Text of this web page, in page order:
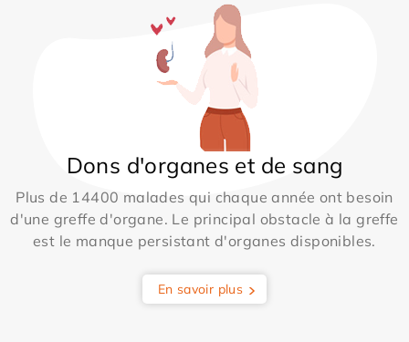
Dons d'organes et de sang
Plus de 14400 malades qui chaque année ont besoin
d'une greffe d'organe. Le principal obstacle à la greffe
est le manque persistant d'organes disponibles.
En savoir plus